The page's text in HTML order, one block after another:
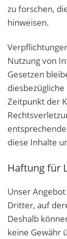
zu forschen,
hinweisen.
Nutzung von
Gesetzen
Zeitpunkt der
diese Inhalte
Haftung für
Unser
Dritter, auf
Deshalb
keine Gewähr